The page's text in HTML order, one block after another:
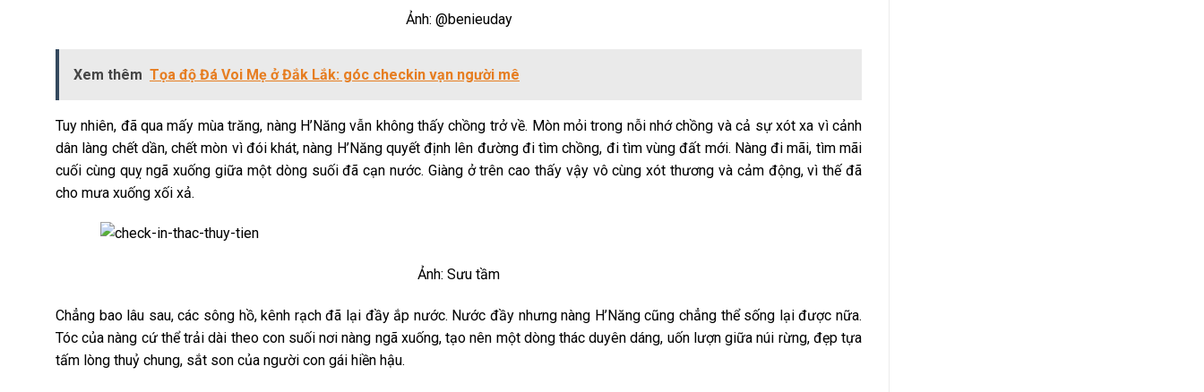
Ảnh: @benieuday
Xem thêm Tọa độ Đá Voi Mẹ ở Đắk Lắk: góc checkin vạn người mê
Tuy nhiên, đã qua mấy mùa trăng, nàng H’Năng vẫn không thấy chồng trở về. Mòn mỏi trong nỗi nhớ chồng và cả sự xót xa vì cảnh
dân làng chết dần, chết mòn vì đói khát, nàng H’Năng quyết định lên đường đi tìm chồng, đi tìm vùng đất mới. Nàng đi mãi, tìm mãi
cuối cùng quỵ ngã xuống giữa một dòng suối đã cạn nước. Giàng ở trên cao thấy vậy vô cùng xót thương và cảm động, vì thế đã
cho mưa xuống xối xả.
Ảnh: Sưu tầm
Chẳng bao lâu sau, các sông hồ, kênh rạch đã lại đầy ắp nước. Nước đầy nhưng nàng H’Năng cũng chẳng thể sống lại được nữa.
Tóc của nàng cứ thể trải dài theo con suối nơi nàng ngã xuống, tạo nên một dòng thác duyên dáng, uốn lượn giữa núi rừng, đẹp tựa
tấm lòng thuỷ chung, sắt son của người con gái hiền hậu.